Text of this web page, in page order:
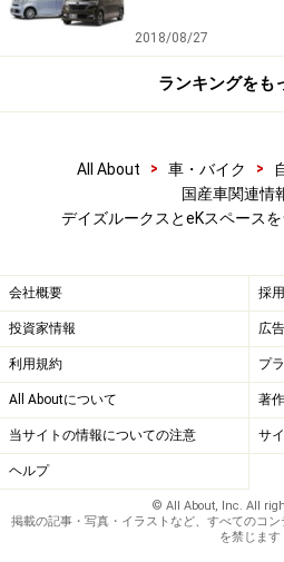
2018/08/27
ランキングをも
All About > 車・バイク >
国産車関連情
デイズルークスとeKスペース
会社概要 採
投資家情報 広
利用規約 プ
All Aboutについて 著
当サイトの情報についての注意 サ
ヘルプ
© All About, Inc. All
掲載の記事・写真・イラストなど、すべてのコ
を禁じます